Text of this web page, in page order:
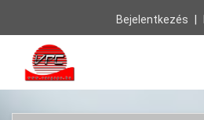
Bejelentkezés
Vissza